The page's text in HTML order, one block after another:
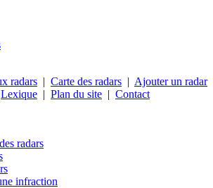
radars | Carte des radars | Ajouter un radar
Lexique | Plan du site | Contact
radars
infraction